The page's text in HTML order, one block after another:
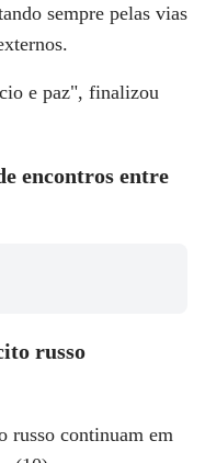
sempre pelas vias
e paz", finalizou
encontros entre
russo
russo continuam em